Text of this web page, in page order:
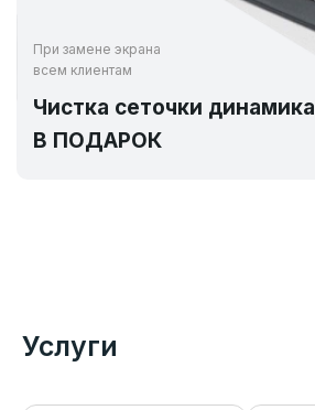
При замене экрана
всем клиентам
Чистка сеточки динамика
В ПОДАРОК
Услуги